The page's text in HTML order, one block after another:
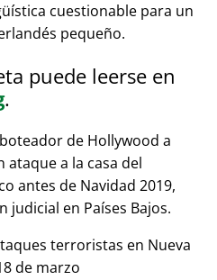
cuestionable para un
pequeño.
puede leerse en
.
de Hollywood a
ataque a la casa del
antes de Navidad 2019,
en Países Bajos.
terroristas en Nueva
de marzo